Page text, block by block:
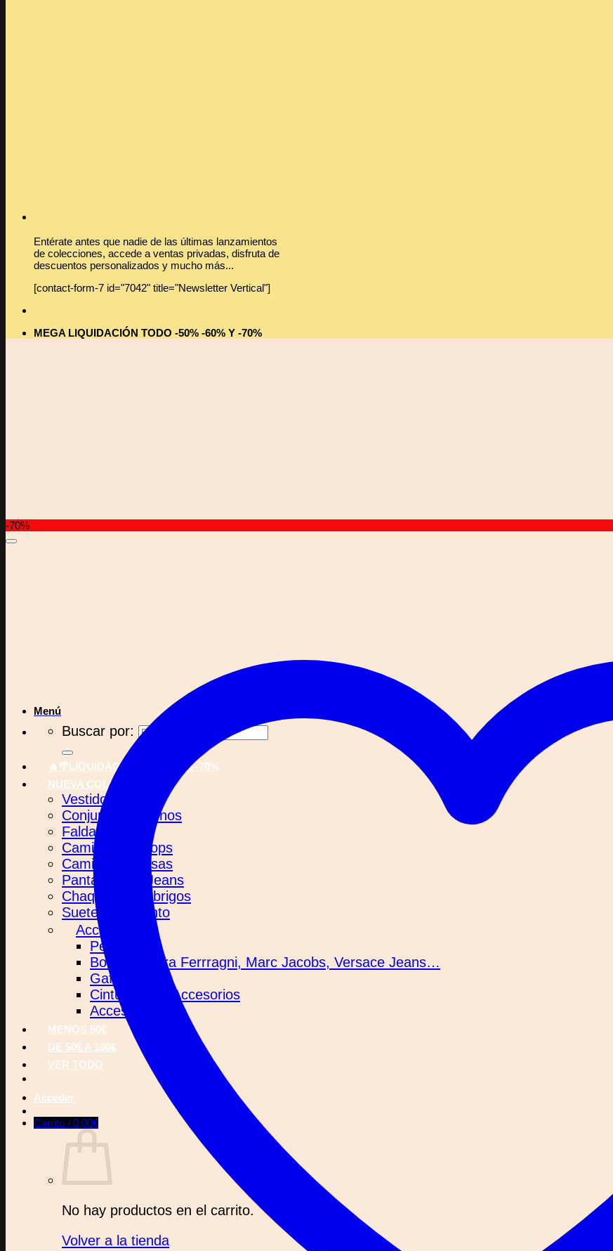
Entérate antes que nadie de las últimas lanzamientos
de colecciones, accede a ventas privadas, disfruta de
descuentos personalizados y mucho más...
[contact-form-7 id="7042" title="Newsletter Vertical"]
MEGA LIQUIDACIÓN TODO -50% -60% Y -70%
Menú
Buscar por:
🔥🌴LIQUIDACIÓN -50% -60% -70%
NUEVA COLECCIÓN
Vestidos
Conjuntos y Monos
Faldas
Camisetas y Tops
Camisas y Blusas
Pantalones y Jeans
Chaquetas y Abrigos
Sueteres y Punto
Accesorios
Pendientes
Bolsos Chiara Ferrragni, Marc Jacobs, Versace Jeans…
Gafas de Sol
Cinturones y Accesorios
Accesorios
MENOS 50€
DE 50€ A 100€
VER TODO
Acceder
Carrito / 0,00€
No hay productos en el carrito.
Volver a la tienda
-70%